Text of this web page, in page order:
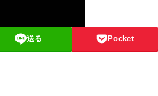
送る Pocket